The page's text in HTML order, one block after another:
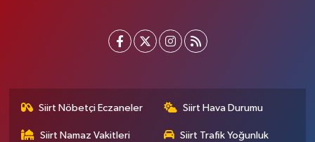
Siirt Nöbetçi Eczaneler Siirt Hava Durumu
Siirt Namaz Vakitleri
Siirt Trafik Yoğunluk